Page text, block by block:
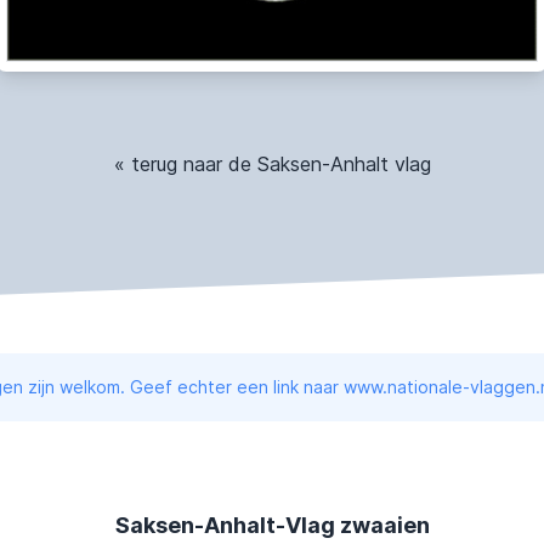
« terug naar de Saksen-Anhalt vlag
zijn welkom. Geef echter een link naar www.nationale-
Saksen-Anhalt-Vlag zwaaien